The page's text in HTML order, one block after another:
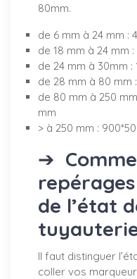
80mm.
de 6 mm à 24 mm :
de 18 mm à 24 mm :
de 24 mm à 30mm
de 28 mm à 80 mm
de 80 mm à 250
mm
> à 250 mm :
➔
de l’état
Il faut distinguer
coller vos